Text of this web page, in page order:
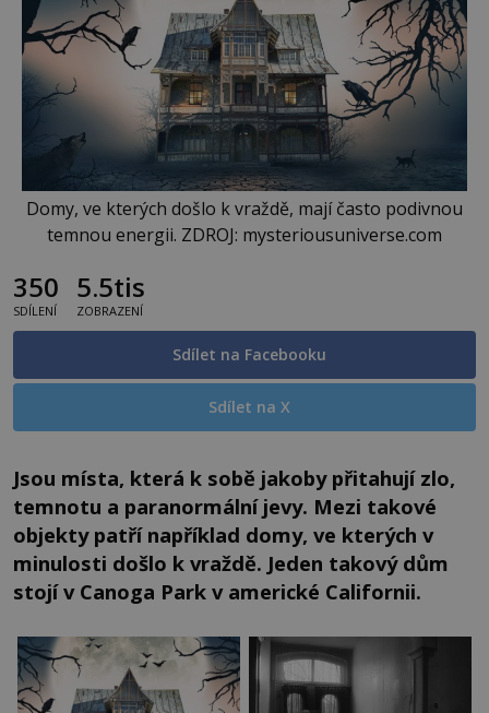
Domy, ve kterých došlo k vraždě, mají často podivnou
temnou energii. ZDROJ: mysteriousuniverse.com
350
SDÍLENÍ
5.5tis
ZOBRAZENÍ
Sdílet na Facebooku
Sdílet na X
Jsou místa, která k sobě jakoby přitahují zlo,
temnotu a paranormální jevy. Mezi takové
objekty patří například domy, ve kterých v
minulosti došlo k vraždě. Jeden takový dům
stojí v Canoga Park v americké Californii.